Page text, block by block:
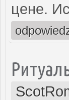
цене.